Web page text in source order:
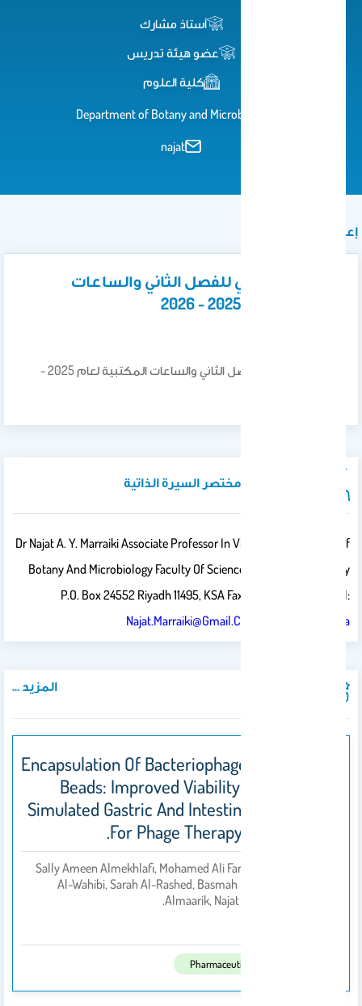
أستاذ مشارك
عضو هيئة تدريس
كلية العلوم
Department of Botany and Microbiology
najat
إعلان
الجدول الدراسي للفصل الثاني والساعات
الجدول الدراسي للفصل الثاني والساعات المكتبية لعام 2025 -
نبذة تعريفية / مختصر السيرة الذاتية
Dr Najat A. Y. Marraiki Associate Professor In Virology Department Of
Botany And Microbiology Faculty Of Science, King Saud University
P.O. Box 24552 Riyadh 11495, KSA Fax: 009914768171 Email:
Najat.marraiki@gmail.com
Najat@ksu.edu.sa
المزيد ...
Encapsulation Of Bacteriophages In Alginate
Beads: Improved Viability Under Harsh
Simulated Gastric And Intestinal Conditions
For Phage Therapy Applications.
Sally Ameen Almekhlafi, Mohamed Ali Farrag , Mona S
Al-Wahibi, Sarah Al-Rashed, Basmah Mohammed
Almaarik, Najat A.Y. Marraiki.
Pharmaceuticals